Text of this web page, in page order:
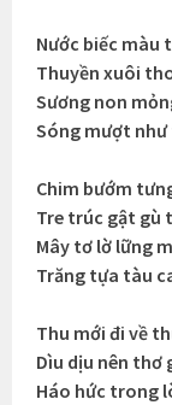
Nước biếc màu
Thuyền xuôi
Sương non
Sóng mượt
Chim bướm
Tre trúc gật gù
Mây tơ lờ lững
Trăng tựa tàu
Thu mới đi về
Dìu dịu nên thơ
Háo hức trong